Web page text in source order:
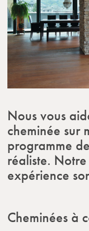
Nous vous
cheminée sur
programme
réaliste.
expérience
Cheminées à